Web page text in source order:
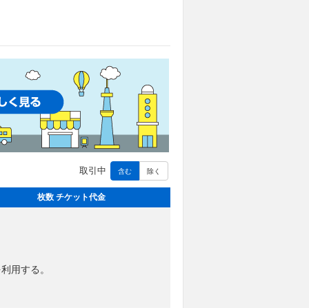
取引中 含む 除く
枚数 チケット代金
用する。